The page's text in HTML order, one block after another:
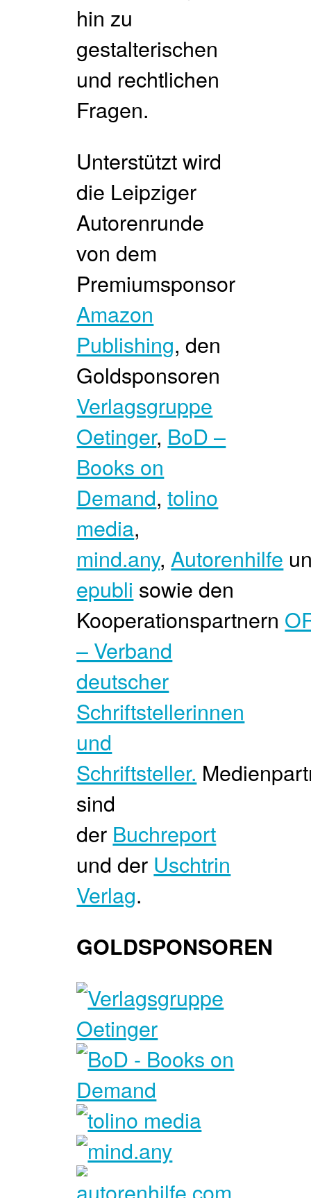
hin zu
gestalterischen
und rechtlichen
Fragen.
Unterstützt wird
die Leipziger
Autorenrunde
von dem
Premiumsponsor
Amazon
Publishing, den
Goldsponsoren
Verlagsgruppe
Oetinger, BoD –
Books on
Demand,tolino
media,
mind.any,Autorenhilfe
epubli sowie den
Kooperationspartnern
– Verband
deutscher
Schriftstellerinnen
und
Schriftsteller.
sind
der Buchreport
und der Uschtrin
Verlag.
GOLDSPONSOREN